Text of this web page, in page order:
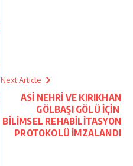
Next Article
ASİ NEHRİ VE KIRIKHAN
GÖLBAŞI GÖLÜ İÇİN
BİLİMSEL REHABİLİTASYON
PROTOKOLÜ İMZALANDI